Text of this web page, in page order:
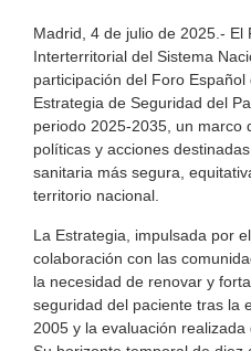
Madrid, 4 de julio de 2025.- El
Interterritorial del Sistema
participación del Foro
Estrategia de Seguridad del
periodo 2025-2035, un marco
políticas y acciones
sanitaria más segura,
territorio nacional.
La Estrategia, impulsada por
colaboración con las
la necesidad de renovar y
seguridad del paciente tras la
2005 y la evaluación